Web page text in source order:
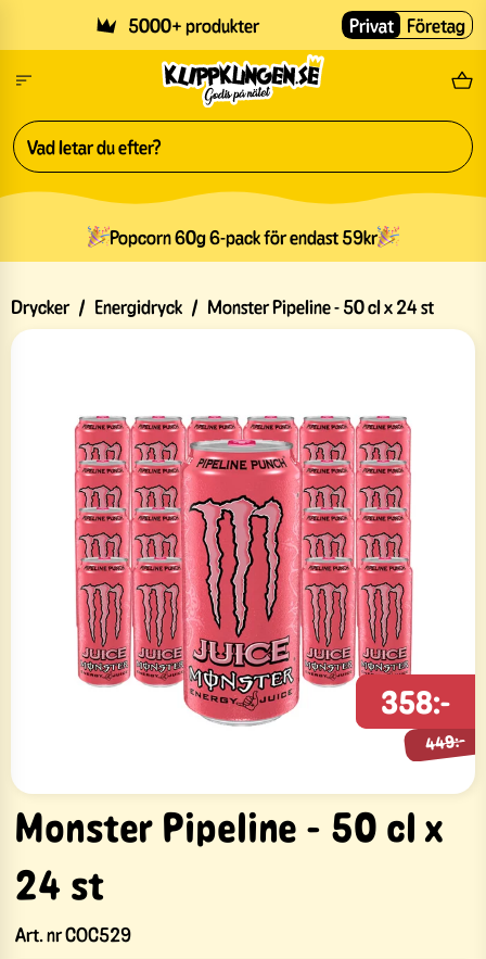
5000+ produkter
Fri
Slide 1 of 3
Privat Företag
Popcorn 60g 6-pack för endast 59kr
Drycker / Energidryck / Monster Pipeline - 50 cl x 24 st
Monster Pipeline - 50 cl x
24 st
Art. nrCOC529
358:-
449:-
449:-